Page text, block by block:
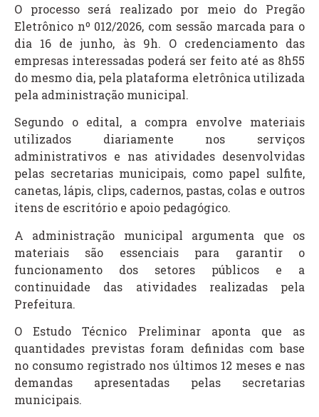
O processo será realizado por meio do Pregão
Eletrônico nº 012/2026, com sessão marcada para o
dia 16 de junho, às 9h. O credenciamento das
empresas interessadas poderá ser feito até as 8h55
do mesmo dia, pela plataforma eletrônica utilizada
pela administração municipal.
Segundo o edital, a compra envolve materiais
utilizados diariamente nos serviços
administrativos e nas atividades desenvolvidas
pelas secretarias municipais, como papel sulfite,
canetas, lápis, clips, cadernos, pastas, colas e outros
itens de escritório e apoio pedagógico.
A administração municipal argumenta que os
materiais são essenciais para garantir o
funcionamento dos setores públicos e a
continuidade das atividades realizadas pela
Prefeitura.
O Estudo Técnico Preliminar aponta que as
quantidades previstas foram definidas com base
no consumo registrado nos últimos 12 meses e nas
demandas apresentadas pelas secretarias
municipais.